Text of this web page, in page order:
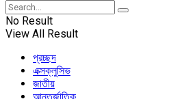
No Result
View All Result
প্রচ্ছদ
এক্সক্লুসিভ
জাতীয়